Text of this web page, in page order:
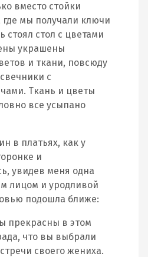
вместо стойки
где мы получали ключи
стоял стол с цветами
украшены
и ткани, повсюду
с
Ткань и цветы
все усыпано
в платьях, как у
и
увидев меня одна
лицом и уродливой
подошла ближе:
прекрасны в этом
что вы выбрали
своего жениха.